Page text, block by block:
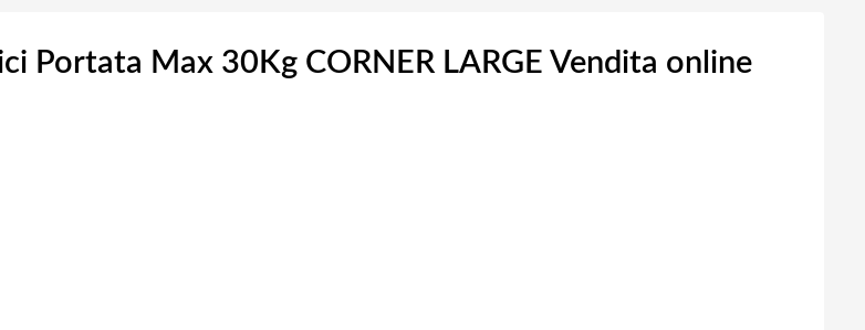
Portata Max 30Kg CORNER LARGE Vendita online